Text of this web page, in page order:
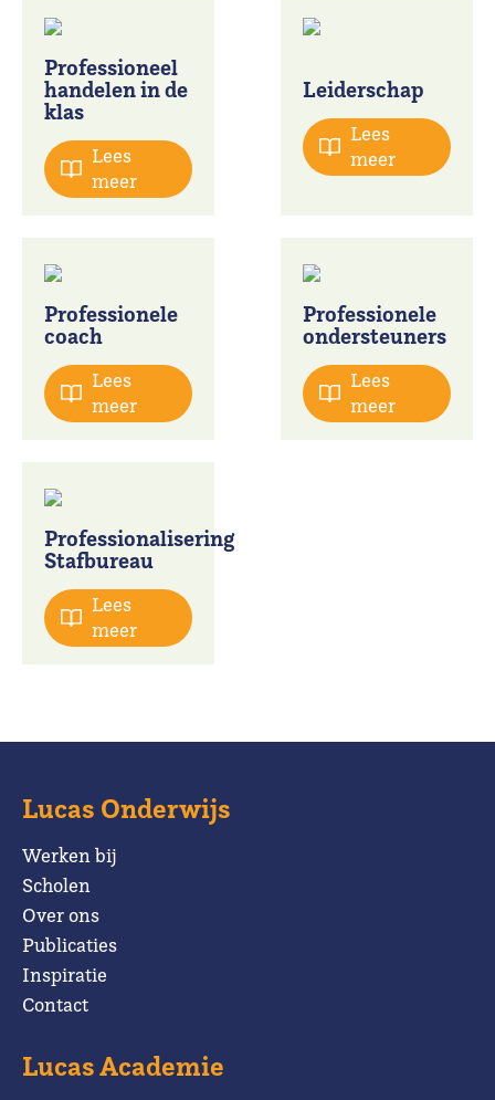
Professioneel
handelen in de
klas
Lees
meer
Leiderschap
Lees
meer
Professionele
coach
Lees
meer
Professionele
ondersteuners
Lees
meer
Professionalisering
Stafbureau
Lees
meer
Lucas Onderwijs
Werken bij
Scholen
Over ons
Publicaties
Inspiratie
Contact
Lucas Academie